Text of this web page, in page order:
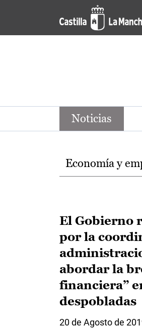
Pasar al contenido principal
Noticias de la
Noticias
Temas
Economía y
El Gobierno
por la
abordar la
financiera”
despobladas
20 de Agosto de